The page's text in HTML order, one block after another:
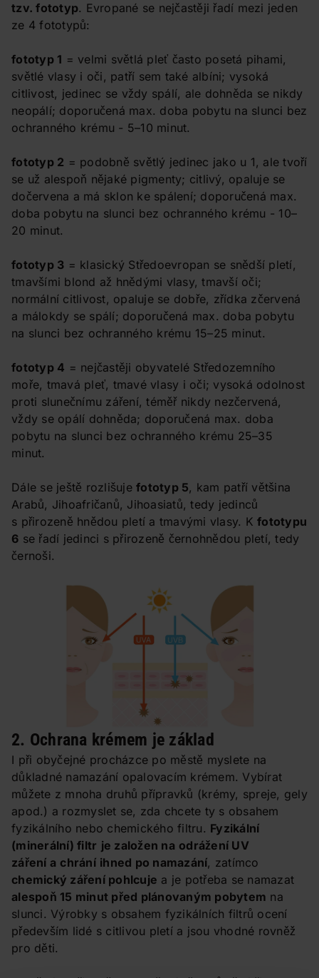
tzv. fototyp. Evropané se nejčastěji řadí mezi jeden
ze 4 fototypů:
fototyp 1 = velmi světlá pleť často posetá pihami,
světlé vlasy i oči, patří sem také albíni; vysoká
citlivost, jedinec se vždy spálí, ale dohněda se nikdy
neopálí; doporučená max. doba pobytu na slunci bez
ochranného krému - 5–10 minut.
fototyp 2 = podobně světlý jedinec jako u 1, ale tvoří
se už alespoň nějaké pigmenty; citlivý, opaluje se
dočervena a má sklon ke spálení; doporučená max.
doba pobytu na slunci bez ochranného krému - 10–
20 minut.
fototyp 3 = klasický Středoevropan se snědší pletí,
tmavšími blond až hnědými vlasy, tmavší oči;
normální citlivost, opaluje se dobře, zřídka zčervená
a málokdy se spálí; doporučená max. doba pobytu
na slunci bez ochranného krému 15–25 minut.
fototyp 4 = nejčastěji obyvatelé Středozemního
moře, tmavá pleť, tmavé vlasy i oči; vysoká odolnost
proti slunečnímu záření, téměř nikdy nezčervená,
vždy se opálí dohněda; doporučená max. doba
pobytu na slunci bez ochranného krému 25–35
minut.
Dále se ještě rozlišuje fototyp 5, kam patří většina
Arabů, Jihoafričanů, Jihoasiatů, tedy jedinců
s přirozeně hnědou pletí a tmavými vlasy. K fototypu
6 se řadí jedinci s přirozeně černohnědou pletí, tedy
černoši.
2. Ochrana krémem je základ
I při obyčejné procházce po městě myslete na
důkladné namazání opalovacím krémem. Vybírat
můžete z mnoha druhů přípravků (krémy, spreje, gely
apod.) a rozmyslet se, zda chcete ty s obsahem
fyzikálního nebo chemického filtru. Fyzikální
(minerální) filtr je založen na odrážení UV
záření a chrání ihned po namazání, zatímco
chemický záření pohlcuje a je potřeba se namazat
alespoň 15 minut před plánovaným pobytem na
slunci. Výrobky s obsahem fyzikálních filtrů ocení
především lidé s citlivou pletí a jsou vhodné rovněž
pro děti.